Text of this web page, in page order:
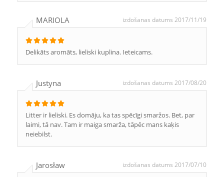
MARIOLA izdošanas datums 2017/11/19
Delikāts aromāts, lieliski kuplina. Ieteicams.
Justyna izdošanas datums 2017/08/20
Litter ir lieliski. Es domāju, ka tas spēcīgi smaržos. Bet, par
laimi, tā nav. Tam ir maiga smarža, tāpēc mans kaķis
neiebilst.
Jarosław izdošanas datums 2017/07/10